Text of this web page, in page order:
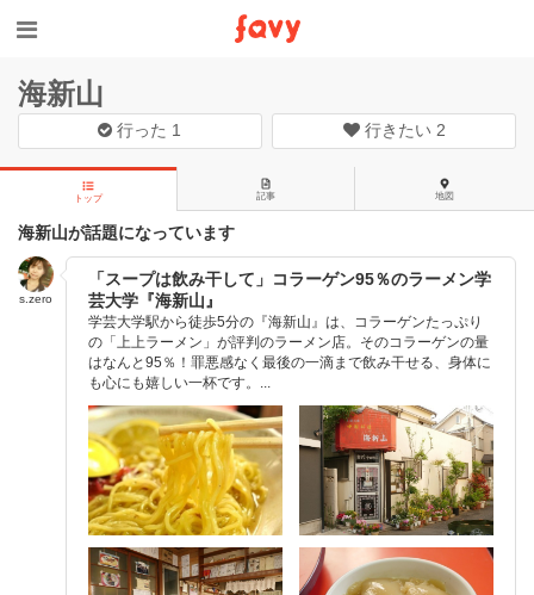
海新山
行った 1 行きたい 2
トップ 記事 地図
海新山が話題になっています
s.zero
「スープは飲み干して」コラーゲン95％のラーメン学
芸大学『海新山』
学芸大学駅から徒歩5分の『海新山』は、コラーゲンたっぷり
の「上上ラーメン」が評判のラーメン店。そのコラーゲンの量
はなんと95％！罪悪感なく最後の一滴まで飲み干せる、身体に
も心にも嬉しい一杯です。...